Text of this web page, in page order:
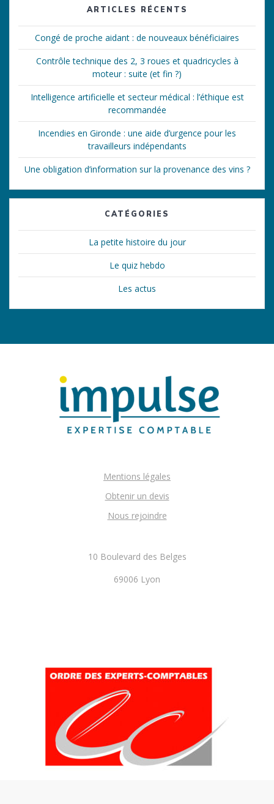
ARTICLES RÉCENTS
Congé de proche aidant : de nouveaux bénéficiaires
Contrôle technique des 2, 3 roues et quadricycles à
moteur : suite (et fin ?)
Intelligence artificielle et secteur médical : l’éthique est
recommandée
Incendies en Gironde : une aide d’urgence pour les
travailleurs indépendants
Une obligation d’information sur la provenance des vins ?
CATÉGORIES
La petite histoire du jour
Le quiz hebdo
Les actus
Mentions légales
Obtenir un devis
Nous rejoindre
10 Boulevard des Belges
69006 Lyon